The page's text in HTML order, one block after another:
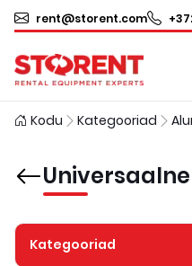
rent@storent.com
Kodu Kategooriad
Kategooriad